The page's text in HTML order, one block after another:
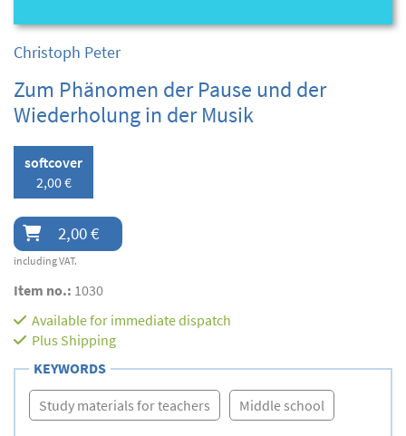
Christoph Peter
Zum Phänomen der Pause und der
Wiederholung in der Musik
softcover
2,00 €
2,00 €
including VAT.
Item no.: 1030
Available for immediate dispatch
Plus Shipping
KEYWORDS
Study materials for teachers Middle school